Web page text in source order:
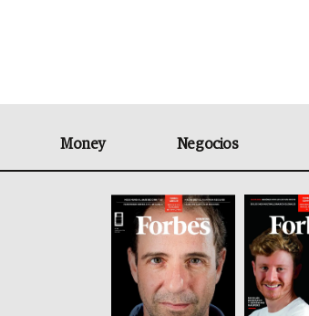
Money Negocios